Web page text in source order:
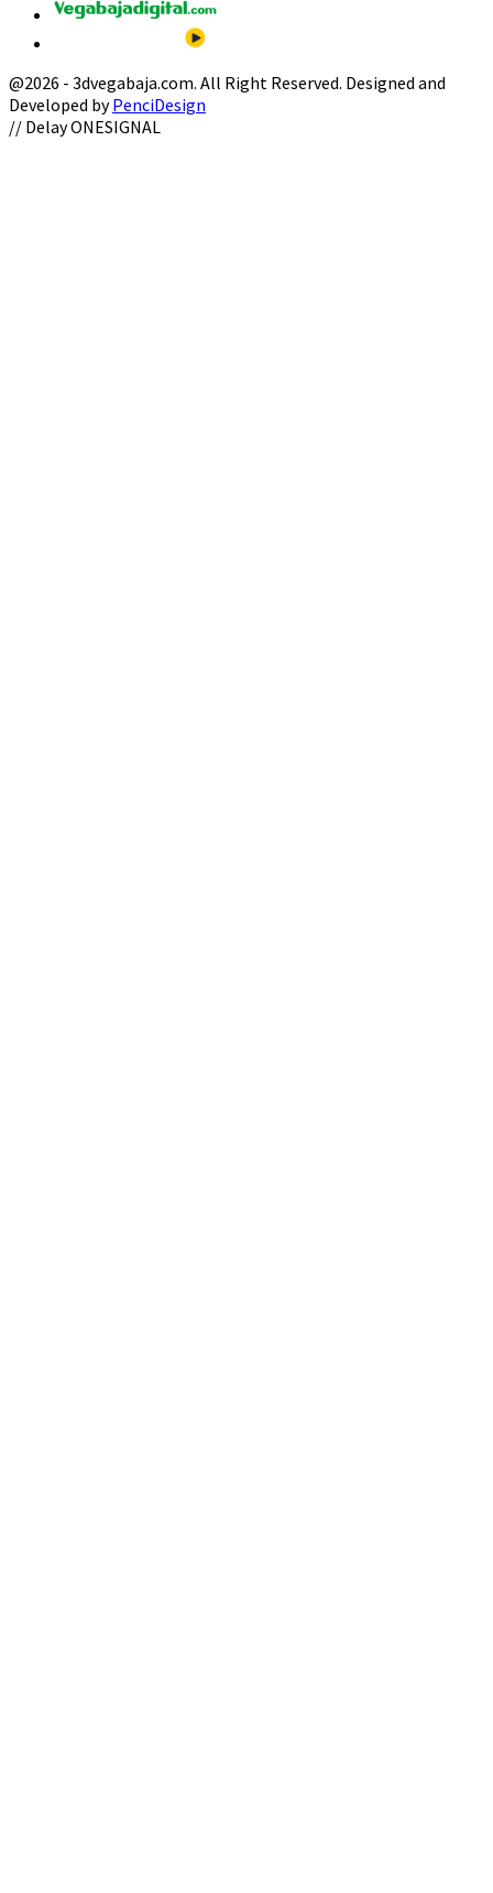
@2026 - 3dvegabaja.com. All Right Reserved. Designed and
Developed byPenciDesign
Facebook
Twitter
Instagram
Youtube
Email
// Delay ONESIGNAL